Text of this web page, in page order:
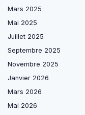
Mars 2025
Mai 2025
Juillet 2025
Septembre 2025
Novembre 2025
Janvier 2026
Mars 2026
Mai 2026